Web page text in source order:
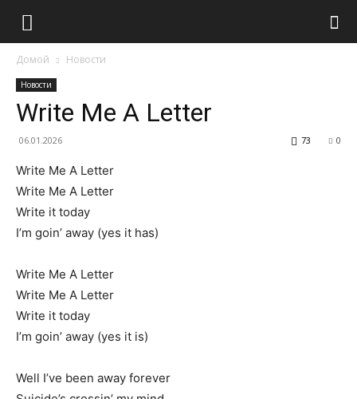
Домой Новости
Новости
Write Me A Letter
06.01.2026 0
73
Write Me A Letter
Write Me A Letter
Write it today
I’m goin’ away (yes it has)
Write Me A Letter
Write Me A Letter
Write it today
I’m goin’ away (yes it is)
Well I’ve been away forever